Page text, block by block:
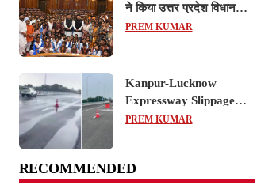
ने किया उत्तर प्रदेश विधानसभा
का शैक्षिक भ्रमण, लोकतांत्रिक
PREM KUMAR
Kanpur-Lucknow
Expressway Slippage
Action: कानपुर-लखनऊ
और कंपनियों पर गिरी गाज,
PREM KUMAR
RECOMMENDED